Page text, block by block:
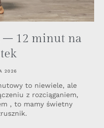
– 12 minut na
2026
to niewiele, ale
z rozciąganiem,
, to mamy świetny